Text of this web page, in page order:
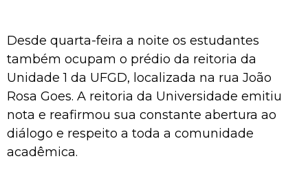
Desde quarta-feira a noite os estudantes
também ocupam o prédio da reitoria da
Unidade 1 da UFGD, localizada na rua João
Rosa Goes. A reitoria da Universidade emitiu
nota e reafirmou sua constante abertura ao
diálogo e respeito a toda a comunidade
acadêmica.